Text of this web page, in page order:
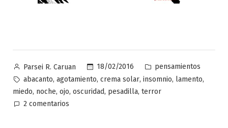
Publicado
por
Parsei R. Caruan 18/02/2016
Publicado
en
pensamientos
Etiquetas:
abacanto, agotamiento, crema solar, insomnio, lamento,
miedo, noche, ojo, oscuridad, pesadilla, terror
2 comentarios